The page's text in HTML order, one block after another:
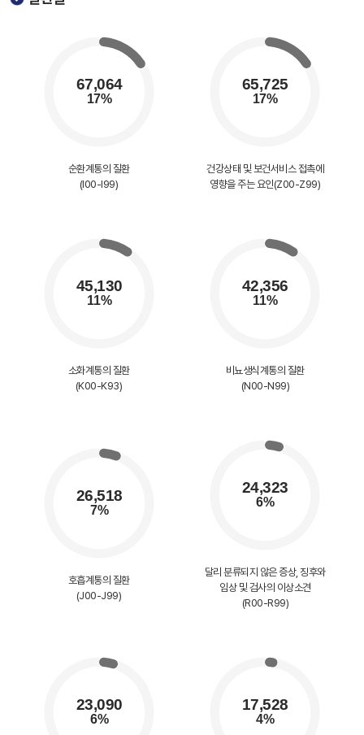
순환계통의 질환
(I00-I99)
건강상태 및 보건서비스 접촉에
영향을 주는 요인(Z00-Z99)
소화계통의 질환
(K00-K93)
비뇨생식계통의 질환
(N00-N99)
호흡계통의 질환
(J00-J99)
달리 분류되지 않은 증상, 징후와
임상 및 검사의 이상소견
(R00-R99)